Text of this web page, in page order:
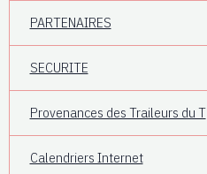
PARTENAIRES
SECURITE
Provenances des Traileurs du T
Calendriers Internet